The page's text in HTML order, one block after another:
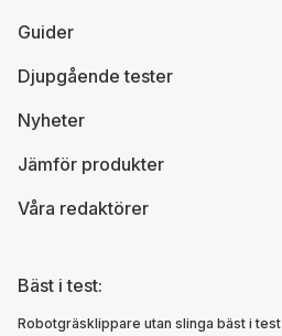
Guider
Djupgående tester
Nyheter
Jämför produkter
Våra redaktörer
Bäst i test:
Robotgräsklippare utan slinga bäst i test